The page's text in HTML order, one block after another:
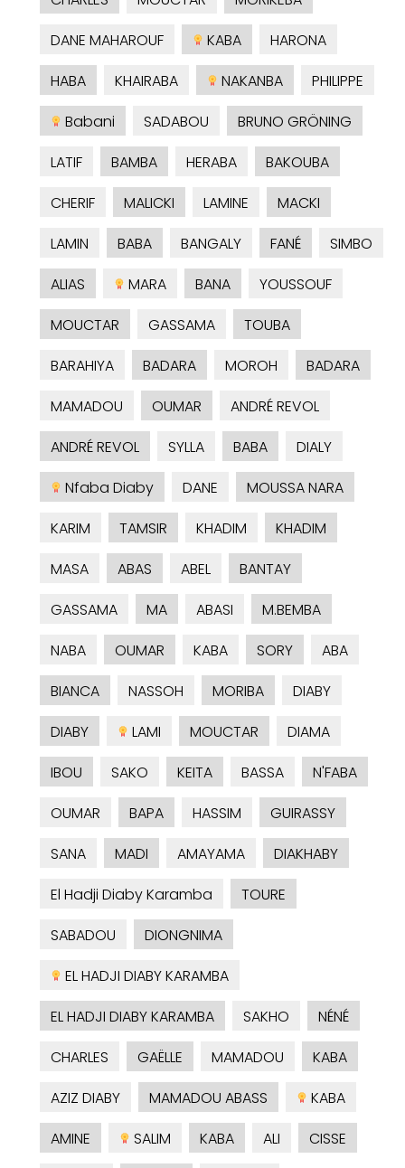
DANE MAHAROUF
KABA
HARONA
HABA
KHAIRABA NAKANBA
PHILIPPE
Babani
SADABOU
BRUNO GRÖNING
LATIF
BAMBA HERABA
BAKOUBA
CHERIF
MALICKI LAMINE
MACKI
LAMIN
BABA BANGALY FANÉ
SIMBO
ALIAS
MARA BANA
YOUSSOUF
MOUCTAR
GASSAMA
TOUBA
BARAHIYA
BADARA MOROH
BADARA
MAMADOU
OUMAR
ANDRÉ REVOL
ANDRÉ REVOL
SYLLA BABA
DIALY
Nfaba Diaby
DANE
MOUSSA NARA
KARIM
TAMSIR KHADIM
KHADIM
MASA
ABAS ABEL
BANTAY
GASSAMA
MA ABASI
M.BEMBA
NABA
OUMAR KABA SORY
ABA
BIANCA
NASSOH MORIBA
DIABY
DIABY
LAMI MOUCTAR
DIAMA
IBOU
SAKO KEITA BASSA
N'FABA
OUMAR
BAPA HASSIM
GUIRASSY
SANA
MADI AMAYAMA
DIAKHABY
El Hadji Diaby Karamba
TOURE
SABADOU
DIONGNIMA
EL HADJI DIABY KARAMBA
EL HADJI DIABY KARAMBA
SAKHO
NÉNÉ
CHARLES
GAËLLE MAMADOU
KABA
AZIZ DIABY
MAMADOU ABASS
KABA
AMINE
SALIM KABA ALI
CISSE